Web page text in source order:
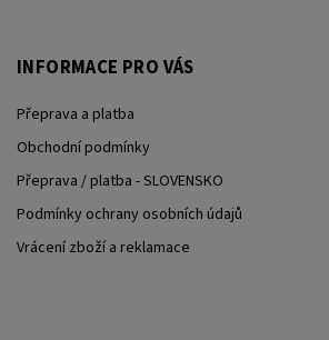
INFORMACE PRO VÁS
Přeprava a platba
Obchodní podmínky
Přeprava / platba - SLOVENSKO
Podmínky ochrany osobních údajů
Vrácení zboží a reklamace